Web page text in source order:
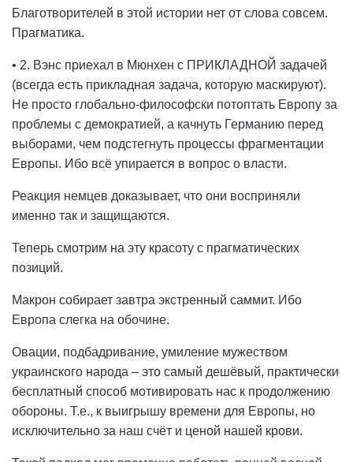
Благотворителей в этой истории нет от слова совсем.
Прагматика.
• 2. Вэнс приехал в Мюнхен с ПРИКЛАДНОЙ задачей
(всегда есть прикладная задача, которую маскируют).
Не просто глобально-философски потоптать Европу за
проблемы с демократией, а качнуть Германию перед
выборами, чем подстегнуть процессы фрагментации
Европы. Ибо всё упирается в вопрос о власти.
Реакция немцев доказывает, что они восприняли
именно так и защищаются.
Теперь смотрим на эту красоту с прагматических
позиций.
Макрон собирает завтра экстренный саммит. Ибо
Европа слегка на обочине.
Овации, подбадривание, умиление мужеством
украинского народа – это самый дешёвый, практически
бесплатный способ мотивировать нас к продолжению
обороны. Т.е., к выигрышу времени для Европы, но
исключительно за наш счёт и ценой нашей крови.